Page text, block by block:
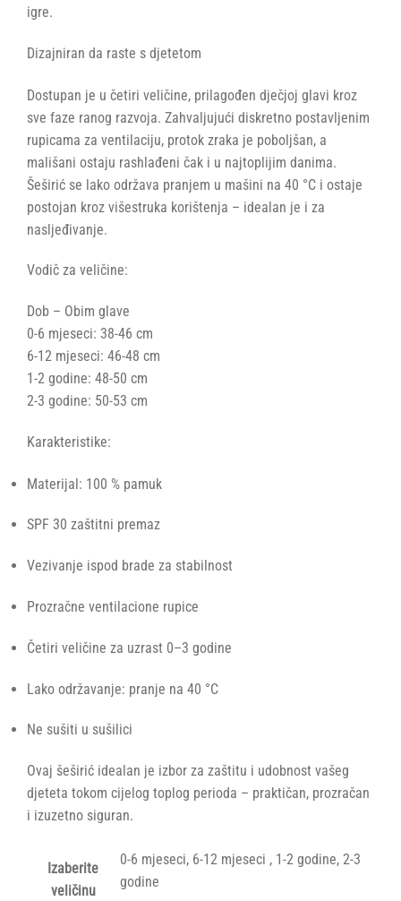
igre.
Dizajniran da raste s djetetom
Dostupan je u četiri veličine, prilagođen dječjoj glavi kroz
sve faze ranog razvoja. Zahvaljujući diskretno postavljenim
rupicama za ventilaciju, protok zraka je poboljšan, a
mališani ostaju rashlađeni čak i u najtoplijim danima.
Šeširić se lako održava pranjem u mašini na 40 °C i ostaje
postojan kroz višestruka korištenja – idealan je i za
nasljeđivanje.
Vodič za veličine:
Dob – Obim glave
0-6 mjeseci: 38-46 cm
6-12 mjeseci: 46-48 cm
1-2 godine: 48-50 cm
2-3 godine: 50-53 cm
Karakteristike:
Materijal: 100 % pamuk
SPF 30 zaštitni premaz
Vezivanje ispod brade za stabilnost
Prozračne ventilacione rupice
Četiri veličine za uzrast 0–3 godine
Lako održavanje: pranje na 40 °C
Ne sušiti u sušilici
Ovaj šeširić idealan je izbor za zaštitu i udobnost vašeg
djeteta tokom cijelog toplog perioda – praktičan, prozračan
i izuzetno siguran.
Izaberite
veličinu
0-6 mjeseci, 6-12 mjeseci , 1-2 godine, 2-3
godine